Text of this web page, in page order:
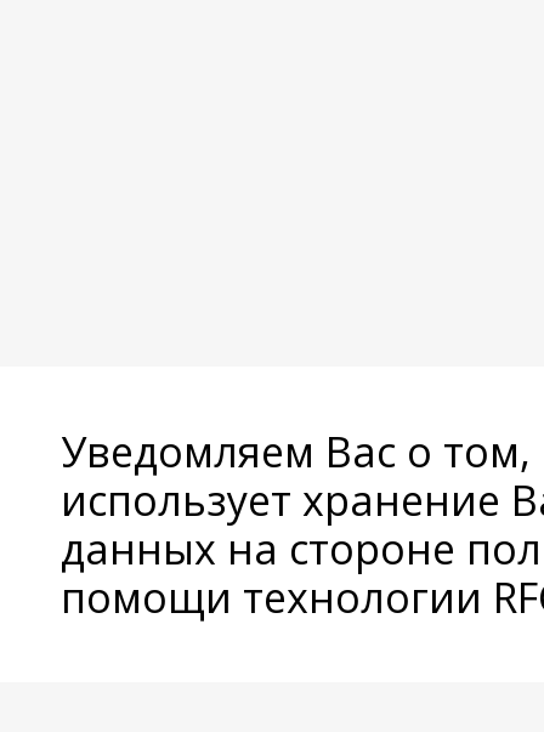
Уведомляем Вас о
использует хранение
данных на стороне
помощи технологии